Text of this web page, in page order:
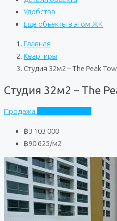
Удобства
Еще объекты в этом ЖК
Главная
Квартиры
Студия 32м2 – The Peak
Студия 32м2 – The
Продажа
฿3 103 000
฿90 625/м2